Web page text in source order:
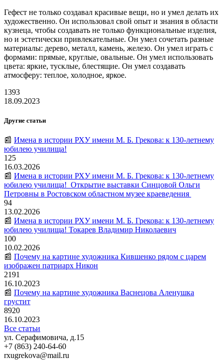
Гефест не только создавал красивые вещи, но и умел делать их
художественно. Он использовал свой опыт и знания в области
кузнеца, чтобы создавать не только функциональные изделия,
но и эстетически привлекательные. Он умел сочетать разные
материалы: дерево, металл, камень, железо. Он умел играть с
формами: прямые, круглые, овальные. Он умел использовать
цвета: яркие, тусклые, блестящие. Он умел создавать
атмосферу: теплое, холодное, яркое.
1393
18.09.2023
Другие статьи
📰 Имена в истории РХУ имени М. Б. Грекова: к 130-летнему
юбилею училища!
125
16.03.2026
📰 Имена в истории РХУ имени М. Б. Грекова: к 130-летнему
юбилею училища! Открытие выставки Синцовой Ольги
Петровны в Ростовском областном музее краеведения
94
13.02.2026
📰 Имена в истории РХУ имени М. Б. Грекова: к 130-летнему
юбилею училища! Токарев Владимир Николаевич
100
10.02.2026
📰 Почему на картине художника Кившенко рядом с царем
изображен патриарх Никон
2191
16.10.2023
📰 Почему на картине художника Васнецова Аленушка
грустит
8920
16.10.2023
Все статьи
ул. Серафимовича, д.15
+7 (863) 240-64-60
rxugrekova@mail.ru